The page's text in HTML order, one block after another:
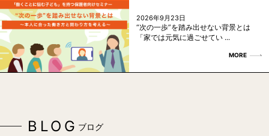
2026年9月23日
“次の一歩”を踏み出せない背景とは
「家では元気に過ごせてい ...
MORE
BLOG ブログ